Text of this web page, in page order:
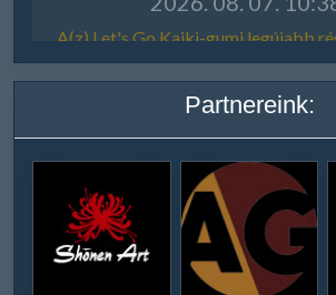
Partnereink: